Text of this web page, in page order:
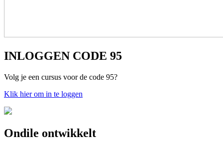
INLOGGEN CODE 95
Volg je een cursus voor de code 95?
Klik hier om in te loggen
Ondile ontwikkelt